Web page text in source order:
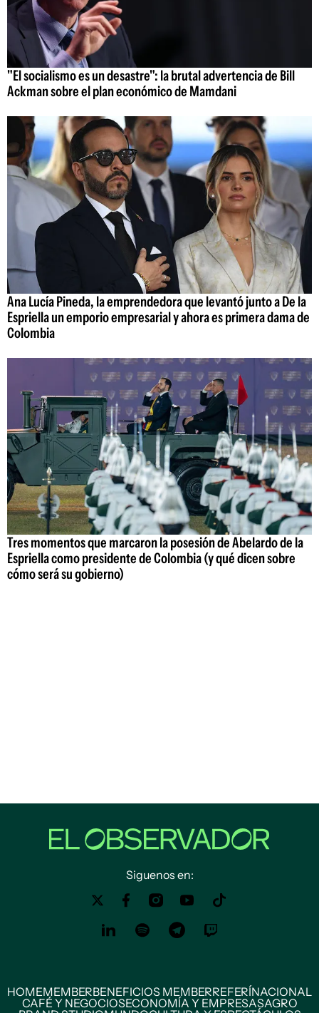
"El socialismo es un desastre": la brutal advertencia de Bill
Ackman sobre el plan económico de Mamdani
Ana Lucía Pineda, la emprendedora que levantó junto a De la
Espriella un emporio empresarial y ahora es primera dama de
Colombia
Tres momentos que marcaron la posesión de Abelardo de la
Espriella como presidente de Colombia (y qué dicen sobre
cómo será su gobierno)
Siguenos en:
HOMEMEMBERBENEFICIOS MEMBERREFERÍNACIONAL
CAFÉ Y NEGOCIOSECONOMÍA Y EMPRESASAGRO